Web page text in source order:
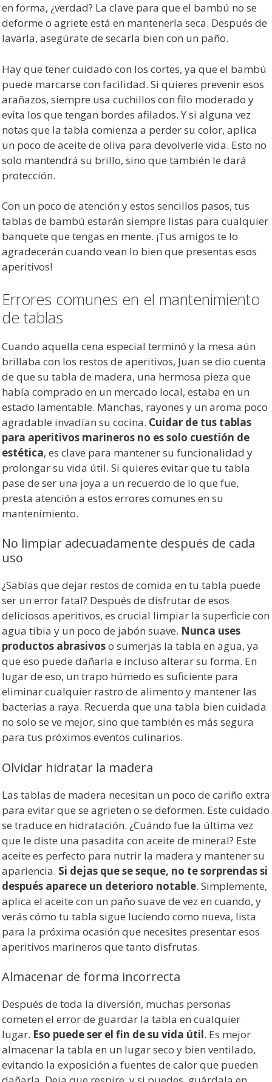
en forma, ¿verdad? La clave para que el bambú no se
deforme o agriete está en mantenerla seca. Después de
lavarla, asegúrate de secarla bien con un paño.
Hay que tener cuidado con los cortes, ya que el bambú
puede marcarse con facilidad. Si quieres prevenir esos
arañazos, siempre usa cuchillos con filo moderado y
evita los que tengan bordes afilados. Y si alguna vez
notas que la tabla comienza a perder su color, aplica
un poco de aceite de oliva para devolverle vida. Esto no
solo mantendrá su brillo, sino que también le dará
protección.
Con un poco de atención y estos sencillos pasos, tus
tablas de bambú estarán siempre listas para cualquier
banquete que tengas en mente. ¡Tus amigos te lo
agradecerán cuando vean lo bien que presentas esos
aperitivos!
Errores comunes en el mantenimiento
de tablas
Cuando aquella cena especial terminó y la mesa aún
brillaba con los restos de aperitivos, Juan se dio cuenta
de que su tabla de madera, una hermosa pieza que
había comprado en un mercado local, estaba en un
estado lamentable. Manchas, rayones y un aroma poco
agradable invadían su cocina. Cuidar de tus tablas
para aperitivos marineros no es solo cuestión de
estética, es clave para mantener su funcionalidad y
prolongar su vida útil. Si quieres evitar que tu tabla
pase de ser una joya a un recuerdo de lo que fue,
presta atención a estos errores comunes en su
mantenimiento.
No limpiar adecuadamente después de cada
uso
¿Sabías que dejar restos de comida en tu tabla puede
ser un error fatal? Después de disfrutar de esos
deliciosos aperitivos, es crucial limpiar la superficie con
agua tibia y un poco de jabón suave. Nunca uses
productos abrasivoso sumerjas la tabla en agua, ya
que eso puede dañarla e incluso alterar su forma. En
lugar de eso, un trapo húmedo es suficiente para
eliminar cualquier rastro de alimento y mantener las
bacterias a raya. Recuerda que una tabla bien cuidada
no solo se ve mejor, sino que también es más segura
para tus próximos eventos culinarios.
Olvidar hidratar la madera
Las tablas de madera necesitan un poco de cariño extra
para evitar que se agrieten o se deformen. Este cuidado
se traduce en hidratación. ¿Cuándo fue la última vez
que le diste una pasadita con aceite de mineral? Este
aceite es perfecto para nutrir la madera y mantener su
apariencia. Si dejas que se seque, no te sorprendas si
después aparece un deterioro notable. Simplemente,
aplica el aceite con un paño suave de vez en cuando, y
verás cómo tu tabla sigue luciendo como nueva, lista
para la próxima ocasión que necesites presentar esos
aperitivos marineros que tanto disfrutas.
Almacenar de forma incorrecta
Después de toda la diversión, muchas personas
cometen el error de guardar la tabla en cualquier
lugar. Eso puede ser el fin de su vida útil. Es mejor
almacenar la tabla en un lugar seco y bien ventilado,
evitando la exposición a fuentes de calor que pueden